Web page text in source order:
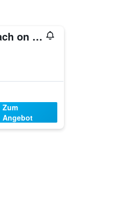
Mantra Broadbeach on the Park
Zum
Angebot